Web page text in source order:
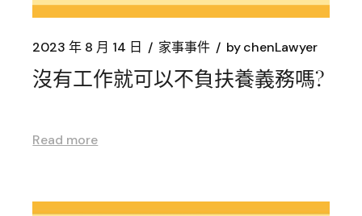
2023 年 8 月 14 日 家事事件 bychenLawyer
沒有工作就可以不負扶養義務嗎?
Read more